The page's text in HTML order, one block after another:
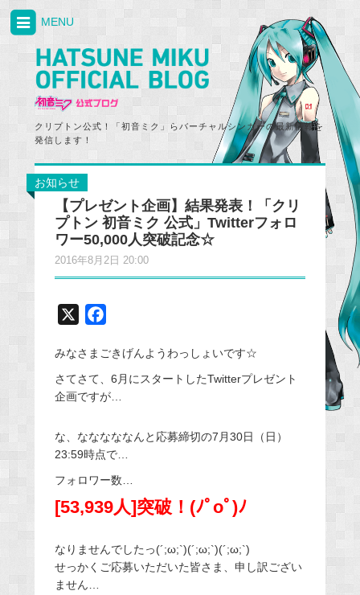
クリプトン公式！「初音ミク」らバーチャルシンガーの最新情報を
発信します！
MENU
お知らせ
【プレゼント企画】結果発表！「クリ
プトン 初音ミク 公式」Twitterフォロ
ワー50,000人突破記念☆
2016年8月2日 20:00
c
e
b
o
k
みなさまごきげんようわっしょいです☆
さてさて、6月にスタートしたTwitterプレゼント
企画ですが…
な、なななななんと応募締切の7月30日（日）
23:59時点で…
フォロワー数…
[53,939人]突破！(ﾉﾟοﾟ)ﾉ
なりませんでしたっ(´;ω;`)(´;ω;`)(´;ω;`)
せっかくご応募いただいた皆さま、申し訳ござい
ません…